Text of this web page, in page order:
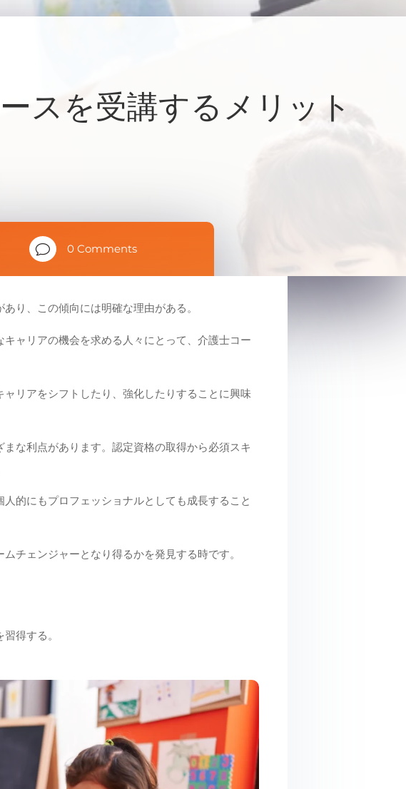
スを受講するメリット
v 0 Comments
り、この傾向には明確な理由がある。
ャリアの機会を求める人々にとって、介護士コー
リアをシフトしたり、強化したりすることに興味
まな利点があります。認定資格の取得から必須スキ
的にもプロフェッショナルとしても成長すること
チェンジャーとなり得るかを発見する時です。
得する。